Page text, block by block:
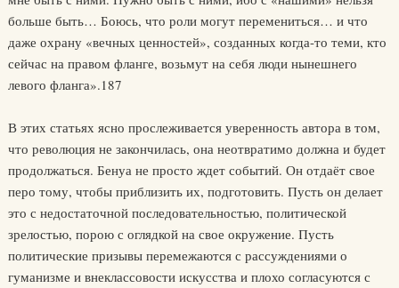
больше быть… Боюсь, что роли могут перемениться… и что
даже охрану «вечных ценностей», созданных когда-то теми, кто
сейчас на правом фланге, возьмут на себя люди нынешнего
левого фланга».187
В этих статьях ясно прослеживается уверенность автора в том,
что революция не закончилась, она неотвратимо должна и будет
продолжаться. Бенуа не просто ждет событий. Он отдаёт свое
перо тому, чтобы приблизить их, подготовить. Пусть он делает
это с недостаточной последовательностью, политической
зрелостью, порою с оглядкой на свое окружение. Пусть
политические призывы перемежаются с рассуждениями о
гуманизме и внеклассовости искусства и плохо согласуются с